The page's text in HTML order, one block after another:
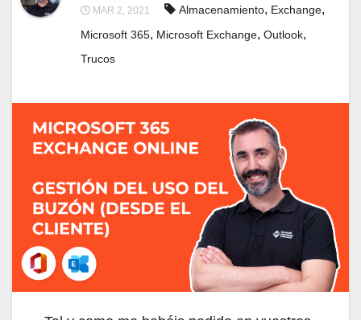
MAR 2, 2021 Almacenamiento, Exchange,
Microsoft 365, Microsoft Exchange, Outlook,
Trucos